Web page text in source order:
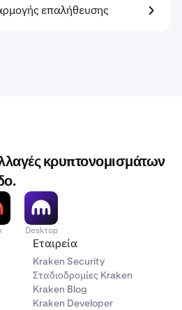
επαλήθευσης
κρυπτονομισμάτων
Desktop
Εταιρεία
Kraken Security
Σταδιοδρομίες Kraken
Kraken Blog
Kraken Developer